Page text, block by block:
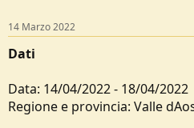
D
i
s
s
s
i
z
14 Marzo 2022
Dati
Data: 14/04/2022 - 18/04/2022
Regione e provincia: Valle